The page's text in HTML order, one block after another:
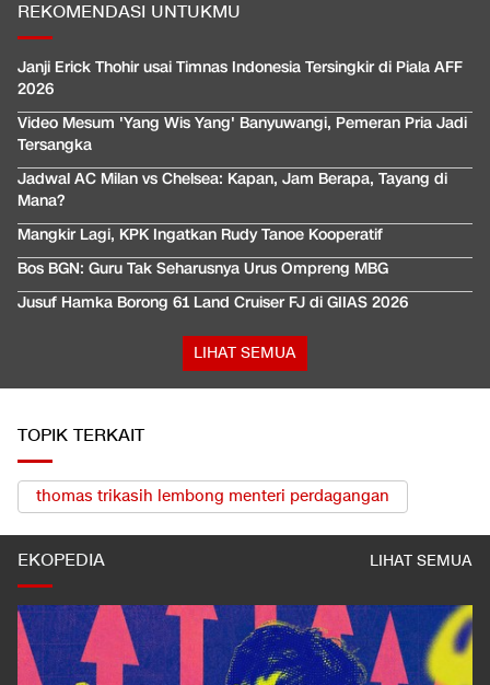
REKOMENDASI UNTUKMU
Janji Erick Thohir usai Timnas Indonesia Tersingkir di Piala AFF
2026
Video Mesum 'Yang Wis Yang' Banyuwangi, Pemeran Pria Jadi
Tersangka
Jadwal AC Milan vs Chelsea: Kapan, Jam Berapa, Tayang di
Mana?
Mangkir Lagi, KPK Ingatkan Rudy Tanoe Kooperatif
Bos BGN: Guru Tak Seharusnya Urus Ompreng MBG
Jusuf Hamka Borong 61 Land Cruiser FJ di GIIAS 2026
LIHAT SEMUA
TOPIK TERKAIT
thomas trikasih lembong menteri perdagangan
EKOPEDIA LIHAT SEMUA